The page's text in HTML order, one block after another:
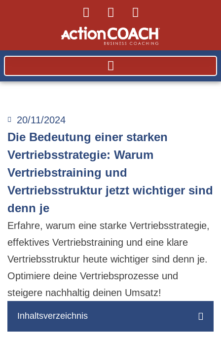
20/11/2024
Die Bedeutung einer starken
Vertriebsstrategie: Warum
Vertriebstraining und
Vertriebsstruktur jetzt wichtiger sind
denn je
Erfahre, warum eine starke Vertriebsstrategie,
effektives Vertriebstraining und eine klare
Vertriebsstruktur heute wichtiger sind denn je.
Optimiere deine Vertriebsprozesse und
steigere nachhaltig deinen Umsatz!
Inhaltsverzeichnis